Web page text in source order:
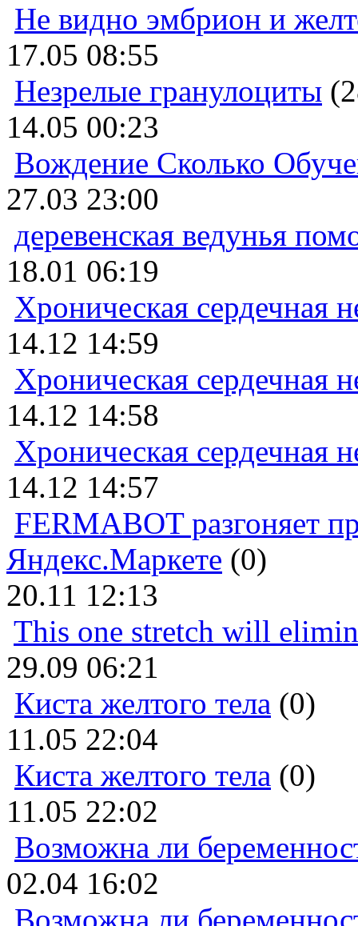
Не видно эмбрион и
17.05 08:55
Незрелые гранулоциты
14.05 00:23
Вождение Сколько
27.03 23:00
деревенская ведунья
18.01 06:19
Хроническая сердечная
14.12 14:59
Хроническая сердечная
14.12 14:58
Хроническая сердечная
14.12 14:57
FERMABOT разгоняет
Яндекс.Маркете (0)
20.11 12:13
This one stretch will
29.09 06:21
Киста желтого тела (0)
11.05 22:04
Киста желтого тела (0)
11.05 22:02
Возможна ли
02.04 16:02
Возможна ли